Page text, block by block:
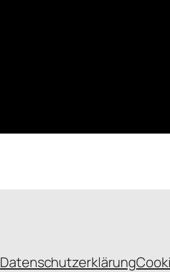
Datenschutzerklärung